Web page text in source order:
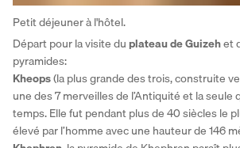
Petit déjeuner à l'hôtel.
Départ pour la visite du plateau de Guizeh et
pyramides:
Kheops (la plus grande des trois, construite
une des 7 merveilles de l’Antiquité et la seule
temps. Elle fut pendant plus de 40 siècles le
élevé par l’homme avec une hauteur de 146